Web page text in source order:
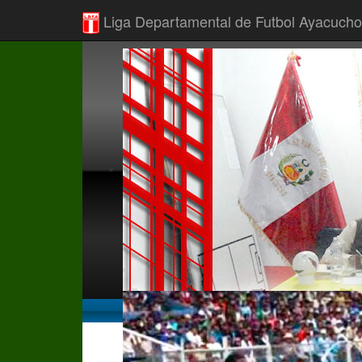
Liga Departamental de Futbol Ayacucho